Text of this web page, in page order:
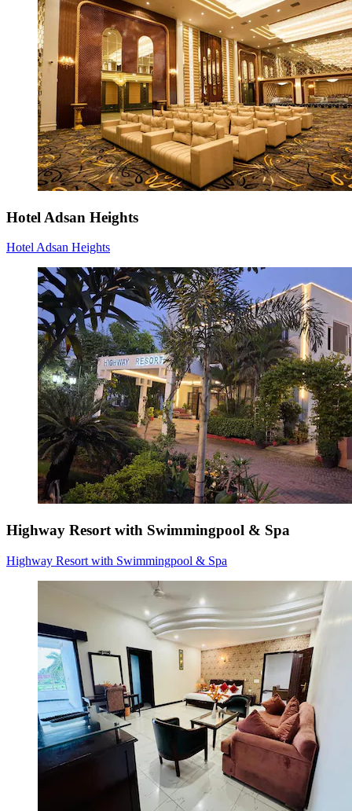
Hotel Adsan Heights
Hotel Adsan Heights
Highway Resort with Swimmingpool & Spa
Highway Resort with Swimmingpool & Spa